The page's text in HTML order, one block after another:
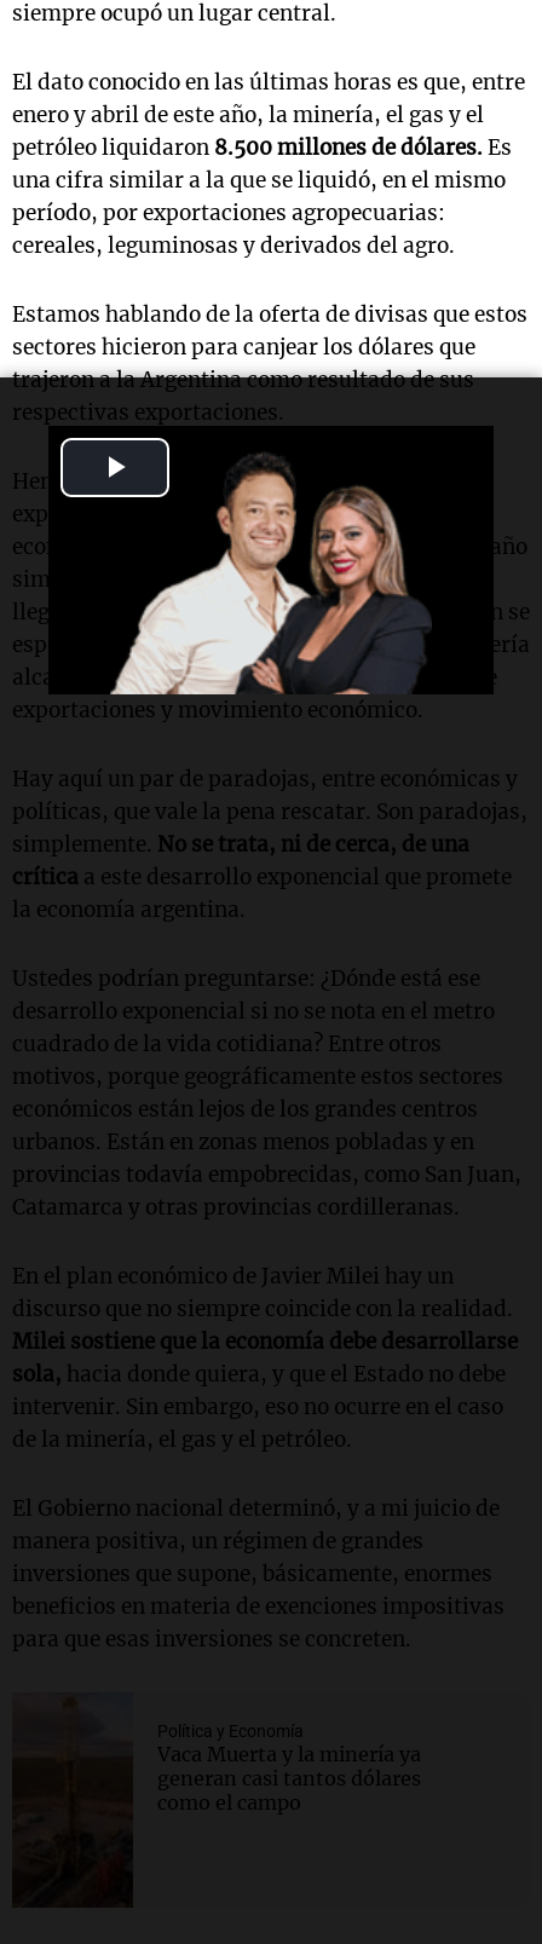
Video
siempre ocupó un lugar central.
El dato conocido en las últimas horas es que, entre
enero y abril de este año, la minería, el gas y el
petróleo liquidaron 8.500 millones de dólares. Es
una cifra similar a la que se liquidó, en el mismo
período, por exportaciones agropecuarias:
cereales, leguminosas y derivados del agro.
Estamos hablando de la oferta de divisas que estos
sectores hicieron para canjear los dólares que
trajeron a la Argentina como resultado de sus
respectivas exportaciones.
Hemos dicho más de una vez que existe la
expectativa de que, en tres o cuatro años, la
economía del petróleo y del gas alcance un tamaño
similar al del sector agropecuario. Todavía no
llega a ese número, pero se aproxima. Y también se
espera que, dentro de cinco o siete años, la minería
alcance una dimensión parecida en términos de
exportaciones y movimiento económico.
Hay aquí un par de paradojas, entre económicas y
políticas, que vale la pena rescatar. Son paradojas,
simplemente. No se trata, ni de cerca, de una
crítica a este desarrollo exponencial que promete
la economía argentina.
Ustedes podrían preguntarse: ¿Dónde está ese
desarrollo exponencial si no se nota en el metro
cuadrado de la vida cotidiana? Entre otros
motivos, porque geográficamente estos sectores
económicos están lejos de los grandes centros
urbanos. Están en zonas menos pobladas y en
provincias todavía empobrecidas, como San Juan,
Catamarca y otras provincias cordilleranas.
En el plan económico de Javier Milei hay un
discurso que no siempre coincide con la realidad.
Milei sostiene que la economía debe desarrollarse
sola, hacia donde quiera, y que el Estado no debe
intervenir. Sin embargo, eso no ocurre en el caso
de la minería, el gas y el petróleo.
El Gobierno nacional determinó, y a mi juicio de
manera positiva, un régimen de grandes
inversiones que supone, básicamente, enormes
beneficios en materia de exenciones impositivas
para que esas inversiones se concreten.
Política y Economía
Vaca Muerta y la minería ya
generan casi tantos dólares
como el campo